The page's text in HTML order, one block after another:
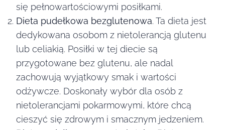
się pełnowartościowymi posiłkami.
Dieta pudełkowa bezglutenowa. Ta dieta jest
dedykowana osobom z nietolerancją glutenu
lub celiakią. Posiłki w tej diecie są
przygotowane bez glutenu, ale nadal
zachowują wyjątkowy smak i wartości
odżywcze. Doskonały wybór dla osób z
nietolerancjami pokarmowymi, które chcą
cieszyć się zdrowym i smacznym jedzeniem.